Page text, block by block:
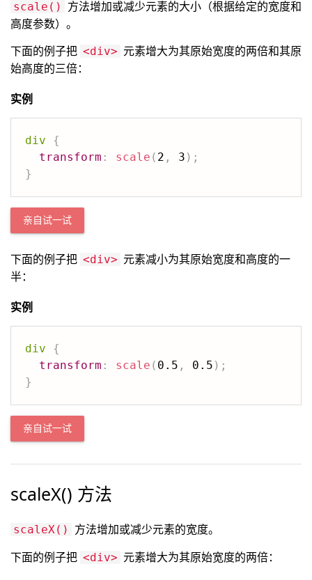
scale()
方法增加或减少元素的大小（根据给定的宽度和
高度参数）。
下面的例子把 <div> 元素增大为其原始宽度的两倍和其原
始高度的三倍：
实例
div
{
transform : scale ( 2 , 3 ) ;
}
亲自试一试
下面的例子把 <div> 元素减小为其原始宽度和高度的一
半：
实例
div
{
transform : scale ( 0.5 , 0.5 ) ;
}
亲自试一试
scaleX() 方法
scaleX()
方法增加或减少元素的宽度。
下面的例子把 <div> 元素增大为其原始宽度的两倍：